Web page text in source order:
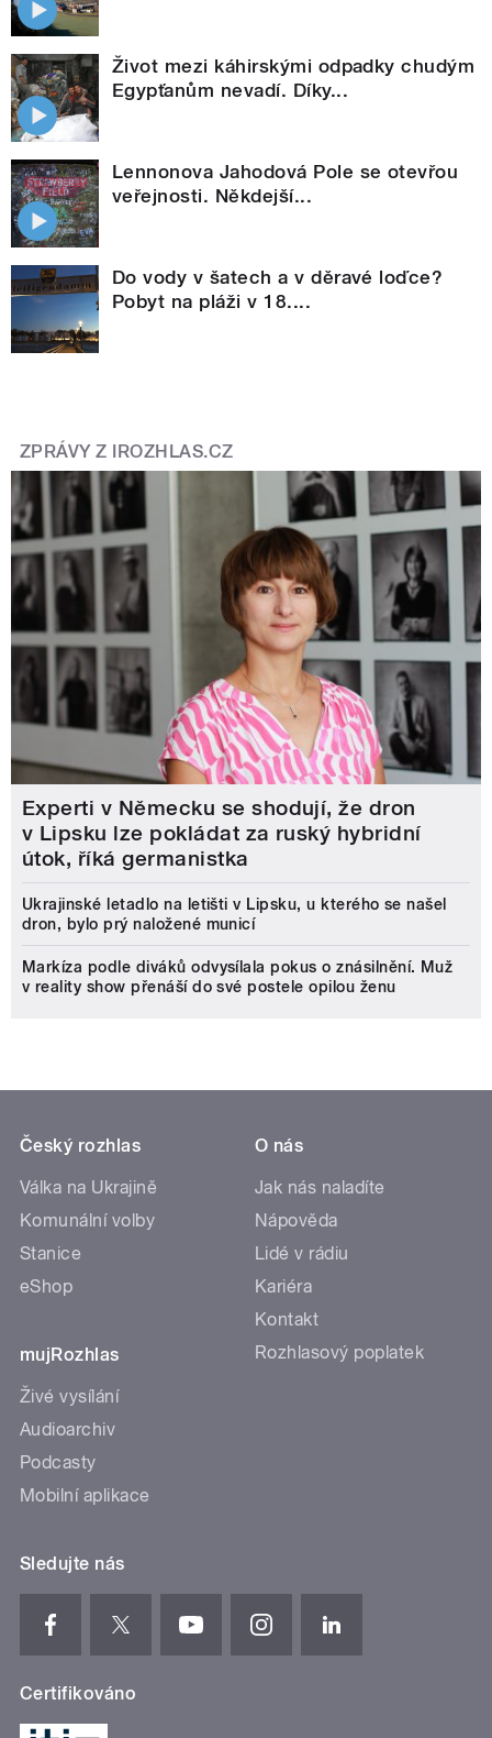
Život mezi káhirskými odpadky chudým
Egypťanům nevadí. Díky...
Lennonova Jahodová Pole se otevřou
veřejnosti. Někdejší...
Do vody v šatech a v děravé loďce?
Pobyt na pláži v 18....
ZPRÁVY Z IROZHLAS.CZ
Experti v Německu se shodují, že dron
v Lipsku lze pokládat za ruský hybridní
útok, říká germanistka
Ukrajinské letadlo na letišti v Lipsku, u kterého se našel
dron, bylo prý naložené municí
Markíza podle diváků odvysílala pokus o znásilnění. Muž
v reality show přenáší do své postele opilou ženu
Český rozhlas
Válka na Ukrajině
Komunální volby
Stanice
eShop
mujRozhlas
Živé vysílání
Audioarchiv
Podcasty
Mobilní aplikace
O nás
Jak nás naladíte
Nápověda
Lidé v rádiu
Kariéra
Kontakt
Rozhlasový poplatek
Sledujte nás
Certifikováno